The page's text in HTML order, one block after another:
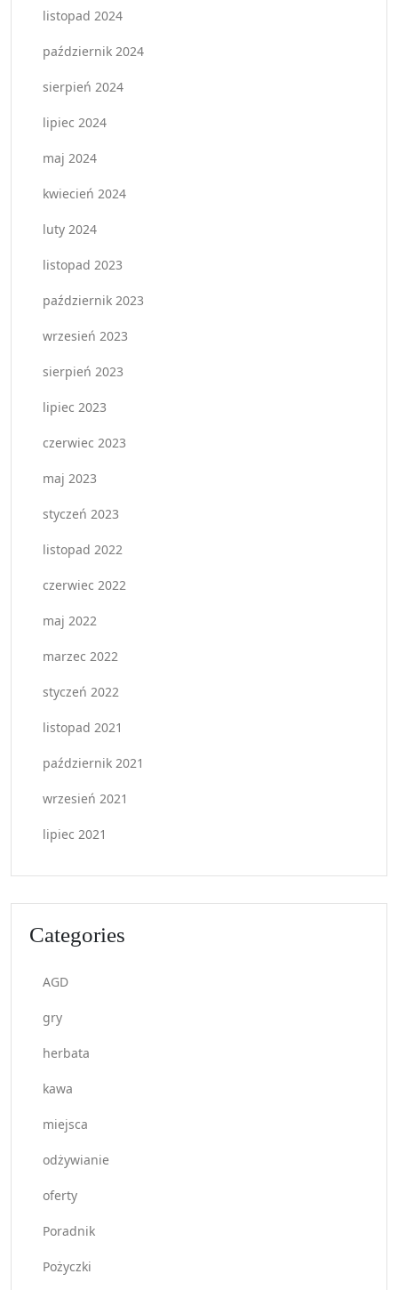
listopad 2024
październik 2024
sierpień 2024
lipiec 2024
maj 2024
kwiecień 2024
luty 2024
listopad 2023
październik 2023
wrzesień 2023
sierpień 2023
lipiec 2023
czerwiec 2023
maj 2023
styczeń 2023
listopad 2022
czerwiec 2022
maj 2022
marzec 2022
styczeń 2022
listopad 2021
październik 2021
wrzesień 2021
lipiec 2021
Categories
AGD
gry
herbata
kawa
miejsca
odżywianie
oferty
Poradnik
Pożyczki